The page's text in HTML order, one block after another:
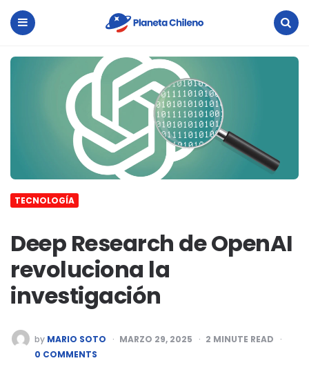
Planeta
Chileno
TECNOLOGÍA
Deep Research de OpenAI
revoluciona la
investigación
POSTED
BY
by MARIO SOTO MARZO 29, 2025 2 MINUTE READ
0 COMMENTS